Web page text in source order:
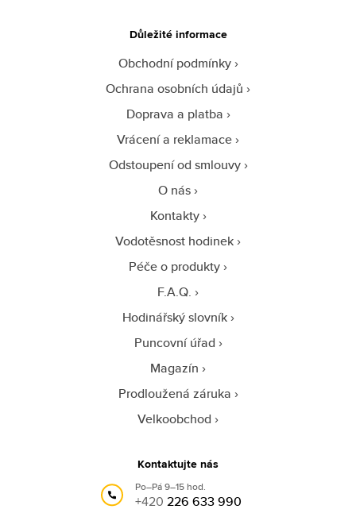
Důležité informace
Obchodní podmínky
Ochrana osobních údajů
Doprava a platba
Vrácení a reklamace
Odstoupení od smlouvy
O nás
Kontakty
Vodotěsnost hodinek
Péče o produkty
F.A.Q.
Hodinářský slovník
Puncovní úřad
Magazín
Prodloužená záruka
Velkoobchod
Kontaktujte nás
Po–Pá 9–15 hod.
+420 226 633 990